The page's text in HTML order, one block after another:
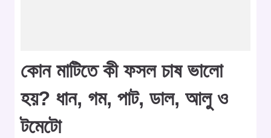
কোন মাটিতে কী ফসল চাষ ভালো
হয়? ধান, গম, পাট, ডাল, আলু ও
টমেটো